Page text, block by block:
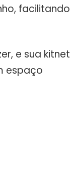
facilitando
e sua kitnet
espaço